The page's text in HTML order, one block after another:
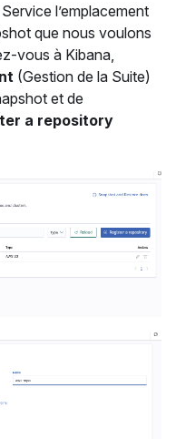
l’emplacement
que nous voulons
vous à Kibana,
(Gestion de la Suite)
et de
a repository